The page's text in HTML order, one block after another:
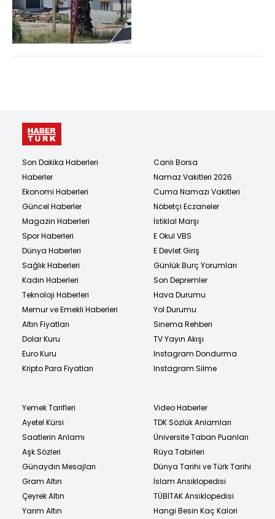
Son Dakika Haberleri
Haberler
Ekonomi Haberleri
Güncel Haberler
Magazin Haberleri
Spor Haberleri
Dünya Haberleri
Sağlık Haberleri
Kadın Haberleri
Teknoloji Haberleri
Memur ve Emekli Haberleri
Altın Fiyatları
Dolar Kuru
Euro Kuru
Kripto Para Fiyatları
Canlı Borsa
Namaz Vakitleri 2026
Cuma Namazı Vakitleri
Nöbetçi Eczaneler
İstiklal Marşı
E Okul VBS
E Devlet Giriş
Günlük Burç Yorumları
Son Depremler
Hava Durumu
Yol Durumu
Sinema Rehberi
TV Yayın Akışı
Instagram Dondurma
Instagram Silme
Yemek Tarifleri
Ayetel Kürsi
Saatlerin Anlamı
Aşk Sözleri
Günaydın Mesajları
Gram Altın
Çeyrek Altın
Yarım Altın
Video Haberler
TDK Sözlük Anlamları
Üniversite Taban Puanları
Rüya Tabirleri
Dünya Tarihi ve Türk Tarihi
İslam Ansiklopedisi
TÜBİTAK Ansiklopedisi
Hangi Besin Kaç Kalori